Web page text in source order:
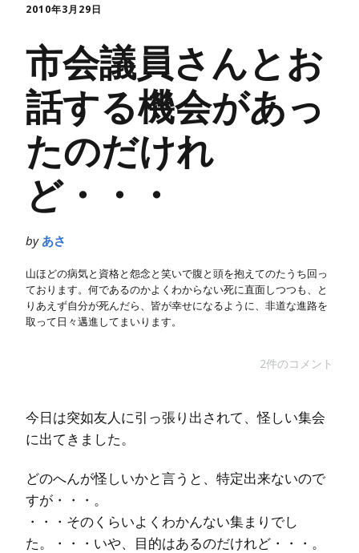
2010年3月29日
市会議員さんとお
話する機会があっ
たのだけれ
ど・・・
by あさ
山ほどの病気と資格と怨念と笑いで腹と頭を抱えてのたうち回っ
ております。何であるのかよくわからない死に直面しつつも、と
りあえず自分が死んだら、皆が幸せになるように、非道な進路を
取って日々邁進してまいります。
2件のコメント
今日は突如友人に引っ張り出されて、怪しい集会
に出てきました。
どのへんが怪しいかと言うと、特定出来ないので
すが・・・。
・・・そのくらいよくわかんない集まりでし
た。・・・いや、目的はあるのだけれど・・・。